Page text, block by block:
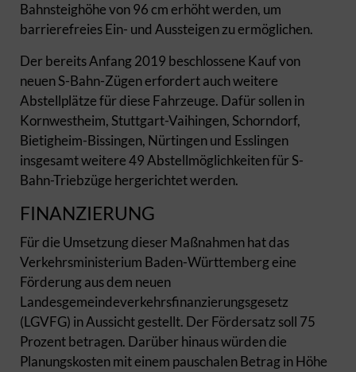
Bahnsteighöhe von 96 cm erhöht werden, um
barrierefreies Ein- und Aussteigen zu ermöglichen.
Der bereits Anfang 2019 beschlossene Kauf von
neuen S-Bahn-Zügen erfordert auch weitere
Abstellplätze für diese Fahrzeuge. Dafür sollen in
Kornwestheim, Stuttgart-Vaihingen, Schorndorf,
Bietigheim-Bissingen, Nürtingen und Esslingen
insgesamt weitere 49 Abstellmöglichkeiten für S-
Bahn-Triebzüge hergerichtet werden.
FINANZIERUNG
Für die Umsetzung dieser Maßnahmen hat das
Verkehrsministerium Baden-Württemberg eine
Förderung aus dem neuen
Landesgemeindeverkehrsfinanzierungsgesetz
(LGVFG) in Aussicht gestellt. Der Fördersatz soll 75
Prozent betragen. Darüber hinaus würden die
Planungskosten mit einem pauschalen Betrag in Höhe